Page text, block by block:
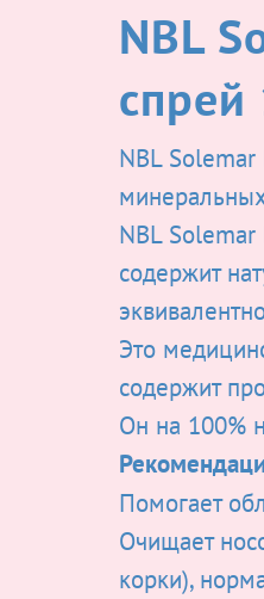
NBL
NBL Solemar
NBL
содержит
Это
содержит
Он на 100%
Помогает
Очищает
корки),